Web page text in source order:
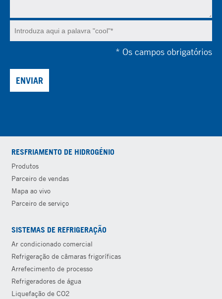
* Os campos obrigatórios
ENVIAR
RESFRIAMENTO DE HIDROGÉNIO
Produtos
Parceiro de vendas
Mapa ao vivo
Parceiro de serviço
SISTEMAS DE REFRIGERAÇÃO
Ar condicionado comercial
Refrigeração de câmaras frigoríficas
Arrefecimento de processo
Refrigeradores de água
Liquefação de CO2